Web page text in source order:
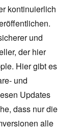
kontinuierlich
und
der hier
Hier gibt es
und
Updates
dass nur die
alle